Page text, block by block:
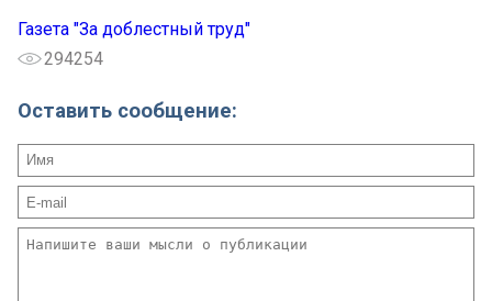
Газета "За доблестный труд"
294254
Оставить сообщение: